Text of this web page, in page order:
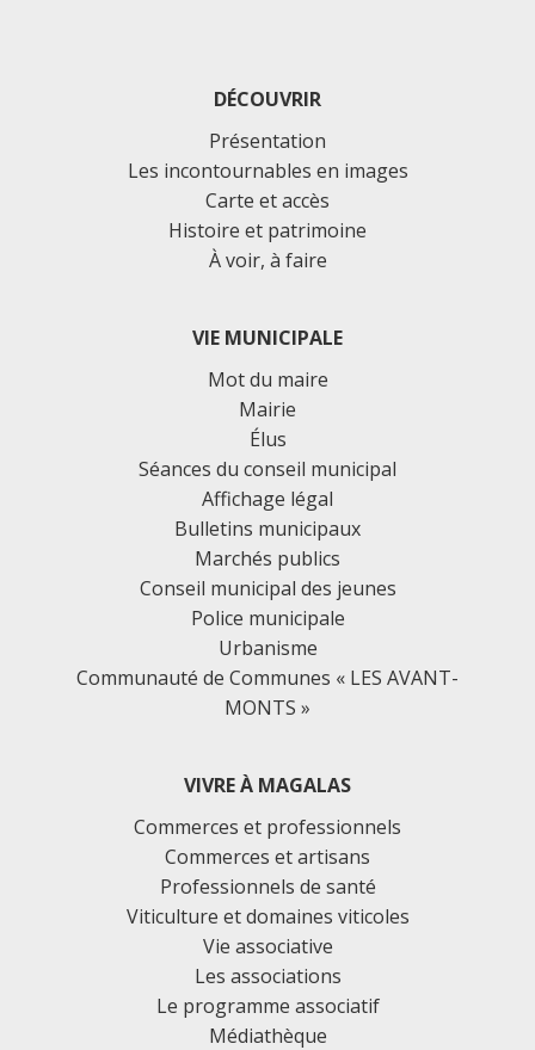
DÉCOUVRIR
Présentation
Les incontournables en images
Carte et accès
Histoire et patrimoine
À voir, à faire
VIE MUNICIPALE
Mot du maire
Mairie
Élus
Séances du conseil municipal
Affichage légal
Bulletins municipaux
Marchés publics
Conseil municipal des jeunes
Police municipale
Urbanisme
Communauté de Communes « LES AVANT-
MONTS »
VIVRE À MAGALAS
Commerces et professionnels
Commerces et artisans
Professionnels de santé
Viticulture et domaines viticoles
Vie associative
Les associations
Le programme associatif
Médiathèque